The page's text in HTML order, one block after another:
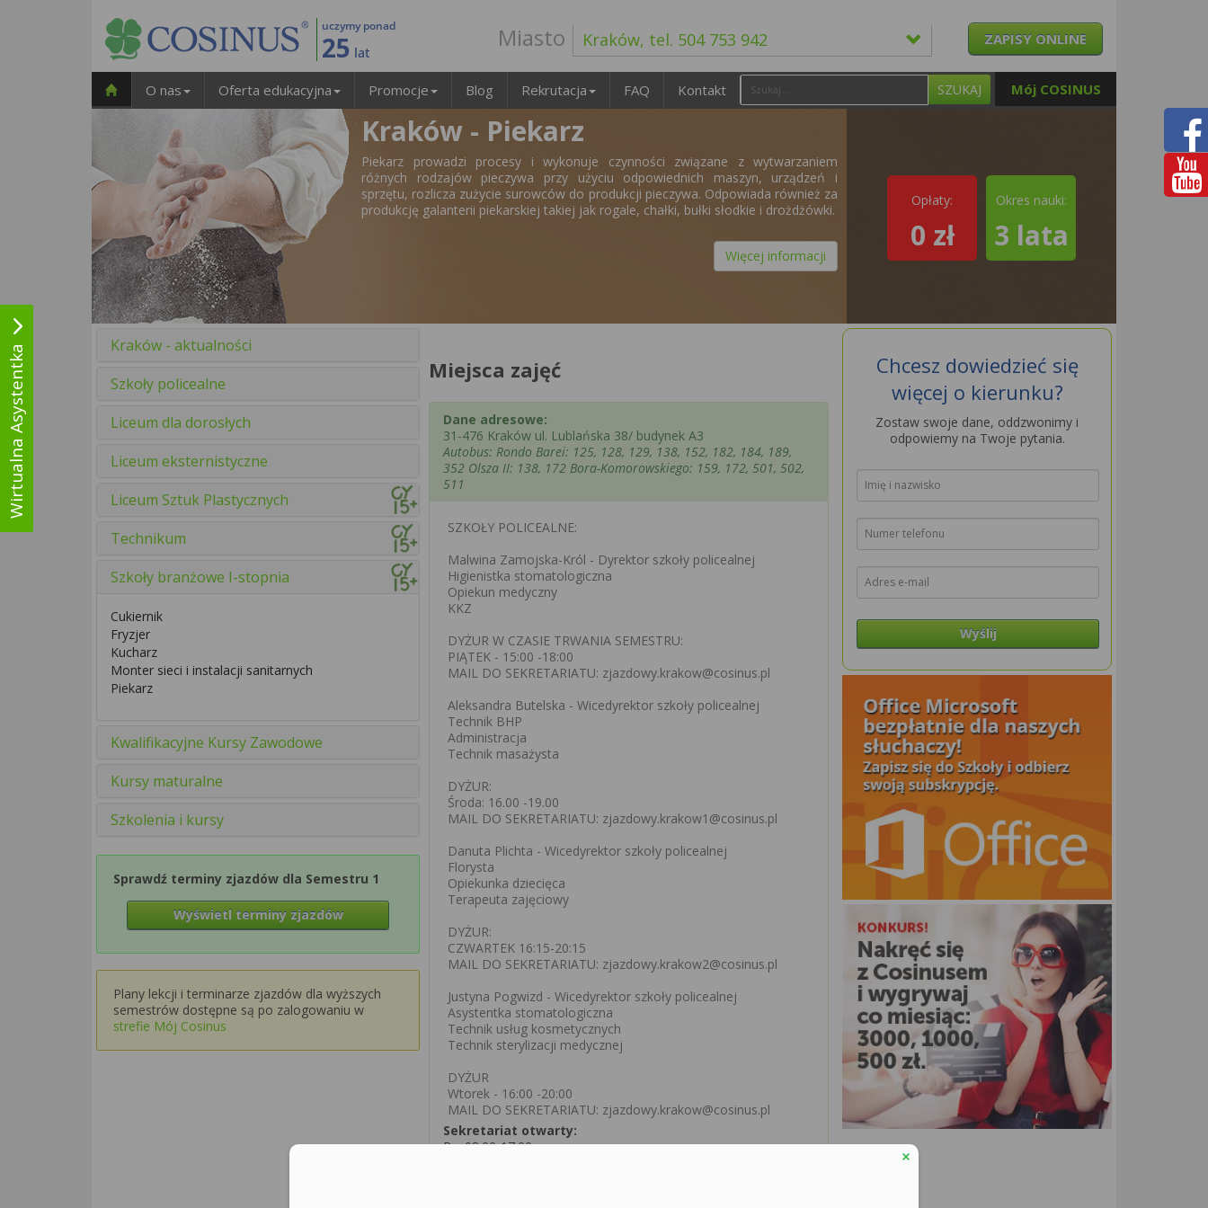
uczymy ponad
25 lat
Miasto Kraków, tel. 504 753 942 ZAPISY ONLINE
Mój COSINUS
O nas Oferta edukacyjna Promocje Blog Rekrutacja FAQ Kontakt SZUKAJ
Kraków - Piekarz
Piekarz prowadzi procesy i wykonuje czynności związane z wytwarzaniem
różnych rodzajów pieczywa przy użyciu odpowiednich maszyn, urządzeń i
sprzętu, rozlicza zużycie surowców do produkcji pieczywa. Odpowiada również za
produkcję galanterii piekarskiej takiej jak rogale, chałki, bułki słodkie i drożdżówki.
Więcej informacji
Opłaty:
0 zł
Okres nauki:
3 lata
Kraków - aktualności
Szkoły policealne
Liceum dla dorosłych
Liceum eksternistyczne
Liceum Sztuk Plastycznych
Technikum
Szkoły branżowe I-stopnia
Cukiernik
Fryzjer
Kucharz
Monter sieci i instalacji sanitarnych
Piekarz
Kwalifikacyjne Kursy Zawodowe
Kursy maturalne
Szkolenia i kursy
Sprawdź terminy zjazdów dla Semestru 1
Wyświetl terminy zjazdów
Plany lekcji i terminarze zjazdów dla wyższych
semestrów dostępne są po zalogowaniu w
strefie Mój Cosinus
Miejsca zajęć
Dane adresowe:
31-476 Kraków ul. Lublańska 38/ budynek A3
Autobus: Rondo Barei: 125, 128, 129, 138, 152, 182, 184, 189,
352 Olsza II: 138, 172 Bora-Komorowskiego: 159, 172, 501, 502,
511
SZKOŁY POLICEALNE:
Malwina Zamojska-Król - Dyrektor szkoły policealnej
Higienistka stomatologiczna
Opiekun medyczny
KKZ
DYŻUR W CZASIE TRWANIA SEMESTRU:
PIĄTEK - 15:00 -18:00
MAIL DO SEKRETARIATU: zjazdowy.krakow@cosinus.pl
Aleksandra Butelska - Wicedyrektor szkoły policealnej
Technik BHP
Administracja
Technik masażysta
DYŻUR:
Środa: 16.00 -19.00
MAIL DO SEKRETARIATU: zjazdowy.krakow1@cosinus.pl
Danuta Plichta - Wicedyrektor szkoły policealnej
Florysta
Opiekunka dziecięca
Terapeuta zajęciowy
DYŻUR:
CZWARTEK 16:15-20:15
MAIL DO SEKRETARIATU: zjazdowy.krakow2@cosinus.pl
Justyna Pogwizd - Wicedyrektor szkoły policealnej
Asystentka stomatologiczna
Technik usług kosmetycznych
Technik sterylizacji medycznej
DYŻUR
Wtorek - 16:00 -20:00
MAIL DO SEKRETARIATU: zjazdowy.krakow@cosinus.pl
Sekretariat otwarty:
Pn: 08:00-17:00
Chcesz dowiedzieć się
więcej o kierunku?
Zostaw swoje dane, oddzwonimy i
odpowiemy na Twoje pytania.
Wyślij
Wirtualna Asystentka